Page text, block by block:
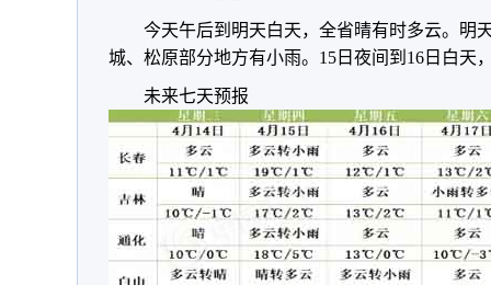
今天午后到明天白天，全省晴有时多云。明
城、松原部分地方有小雨。15日夜间到16日白天
未来七天预报